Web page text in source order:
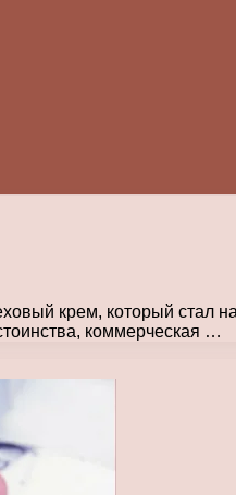
крем, который
коммерческая …